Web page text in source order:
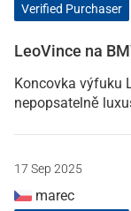
Verified Purchaser
LeoVince na
Koncovka výfuku
nepopsatelně
17 Sep 2025
marec